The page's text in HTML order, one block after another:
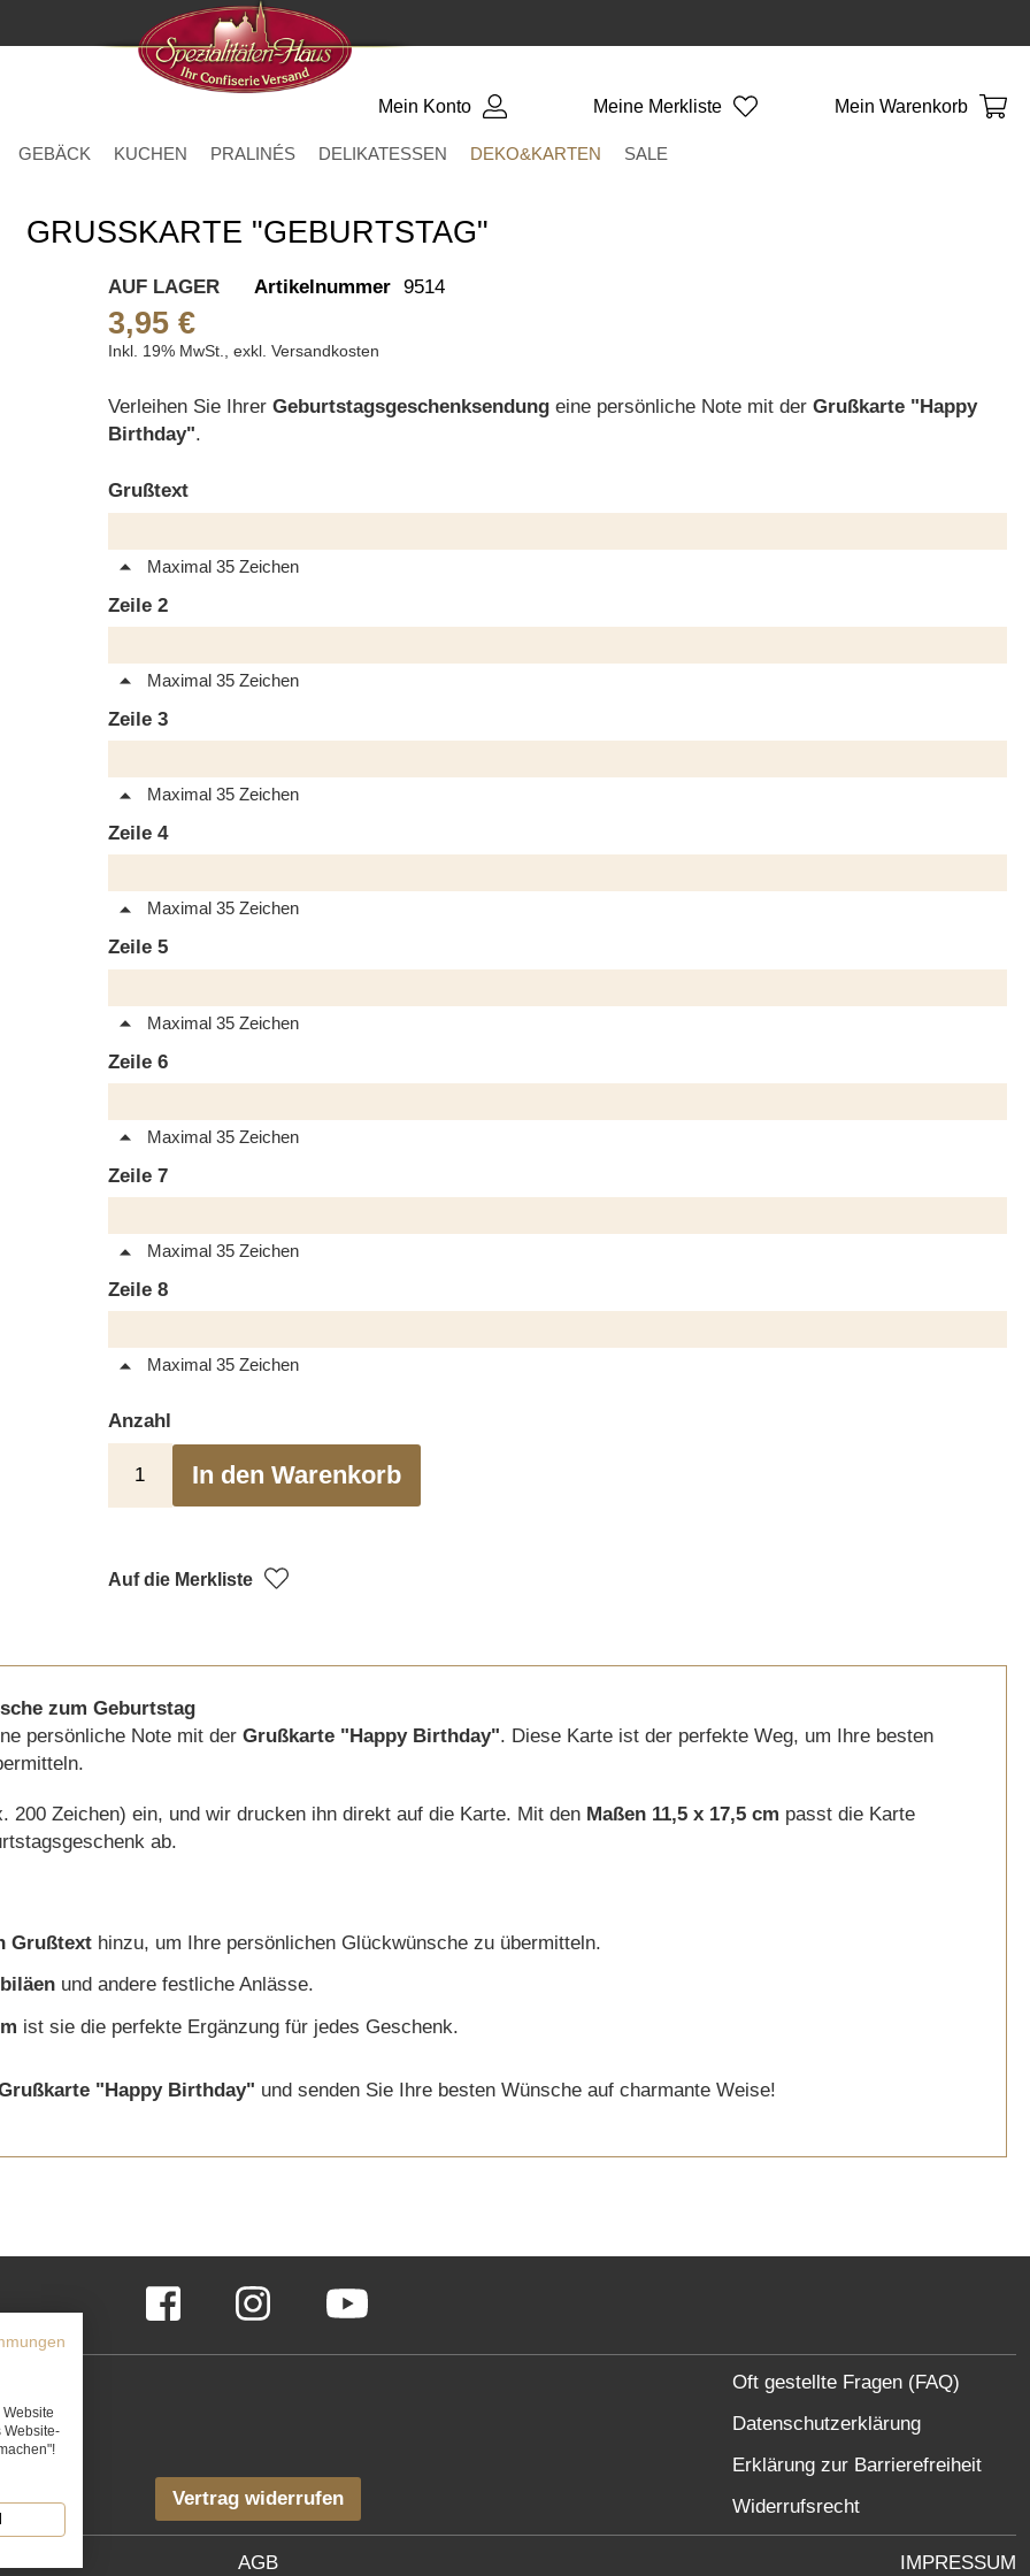
Mein Konto Meine Merkliste Mein Warenkorb
GEBÄCK KUCHEN PRALINÉS DELIKATESSEN DEKO&KARTEN SALE
GRUSSKARTE "GEBURTSTAG"
AUF LAGER Artikelnummer 9514
3,95 €
Inkl. 19% MwSt., exkl. Versandkosten
Verleihen Sie Ihrer Geburtstagsgeschenksendungeine persönliche Note mit der Grußkarte "Happy
Birthday".
Grußtext
Maximal 35 Zeichen
Zeile 2
Maximal 35 Zeichen
Zeile 3
Maximal 35 Zeichen
Zeile 4
Maximal 35 Zeichen
Zeile 5
Maximal 35 Zeichen
Zeile 6
Maximal 35 Zeichen
Zeile 7
Maximal 35 Zeichen
Zeile 8
Maximal 35 Zeichen
Anzahl
In den Warenkorb
Auf die Merkliste
zum Geburtstag
persönliche Note mit der Grußkarte "Happy Birthday". Diese Karte ist der perfekte Weg, um Ihre besten
200 Zeichen) ein, und wir drucken ihn direkt auf die Karte. Mit den Maßen 11,5 x 17,5 cm passt die Karte
ab.
Grußtext hinzu, um Ihre persönlichen Glückwünsche zu übermitteln.
und andere festliche Anlässe.
ist sie die perfekte Ergänzung für jedes Geschenk.
"Happy Birthday" und senden Sie Ihre besten Wünsche auf charmante Weise!
Facebook Instagram YouTube
Vertrag widerrufen
Oft gestellte Fragen (FAQ)
Datenschutzerklärung
Erklärung zur Barrierefreiheit
Widerrufsrecht
AGB IMPRESSUM
Website-